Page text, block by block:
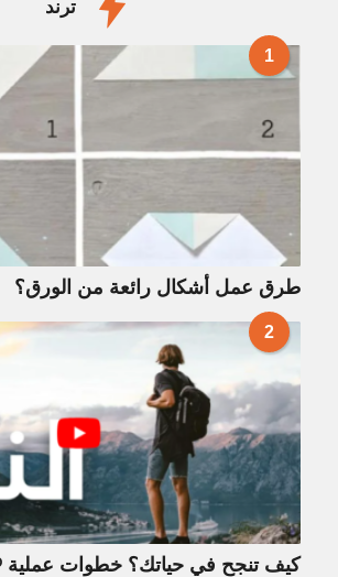
ترند
1
طرق عمل أشكال رائعة من الورق؟
2
كيف تنجح في حياتك؟ خطوات عملية ᴴᴰ